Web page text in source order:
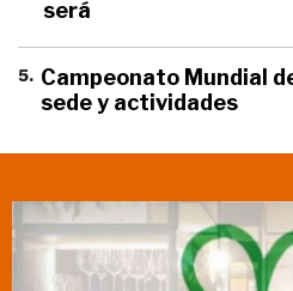
será
5. Campeonato Mundial
sede y actividades